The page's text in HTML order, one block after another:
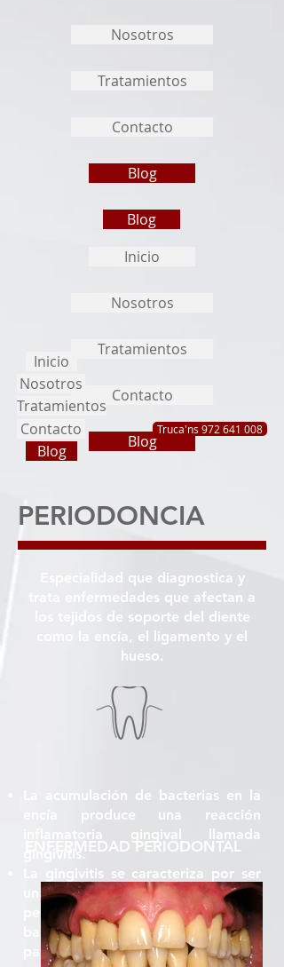
Nosotros
Tratamientos
Contacto
Blog
Blog
Inicio
Nosotros
Tratamientos
Contacto
Blog
Inicio
Nosotros
Tratamientos
Contacto
Blog
Truca'ns 972 641 008
PERIODONCIA
Especialidad que diagnostica y
trata enfermedades que afectan a
los tejidos de soporte del diente
como la encía, el ligamento y el
hueso.
La acumulación de bacterias en la
encía produce una reacción
inflamatoria gingival llamada
gingivitis.
La gingivitis se caracteriza por ser
una entidad de carácter reversible
pero si no se trata eliminando las
bacterias, puede que esta
patología se transforme en
ENFERMEDAD PERIODONTAL